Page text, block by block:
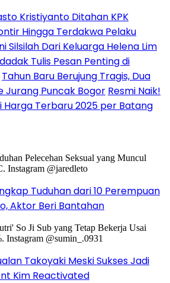
Kristiyanto Ditahan KPK
Hingga Terdakwa Pelaku
Silsilah Dari Keluarga Helena Lim
Tulis Pesan Penting di
Tahun Baru Berujung Tragis, Dua
Jurang Puncak Bogor Resmi Naik!
Harga Terbaru 2025 per Batang
Tuduhan dari 10 Perempuan
Aktor Beri Bantahan
Takoyaki Meski Sukses Jadi
Kim Reactivated